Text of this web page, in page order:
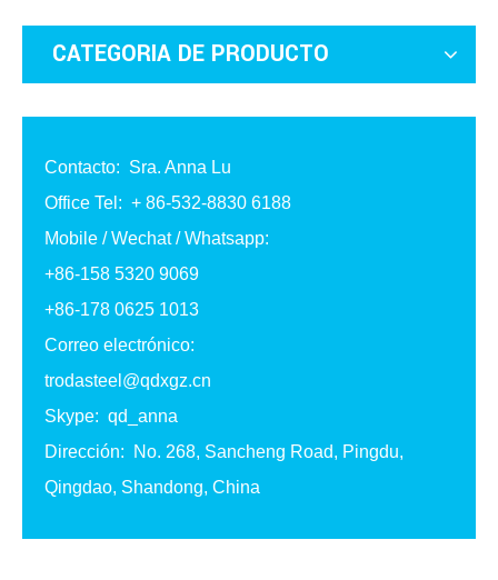
CATEGORIA DE PRODUCTO
Contacto: Sra. Anna Lu
Office Tel: + 86-532-8830 6188
Mobile / Wechat / Whatsapp:
+86-158 5320 9069
+86-178 0625 1013
Correo electrónico:
trodasteel@qdxgz.cn
Skype: qd_anna
Dirección: No. 268, Sancheng Road, Pingdu,
Qingdao, Shandong, China